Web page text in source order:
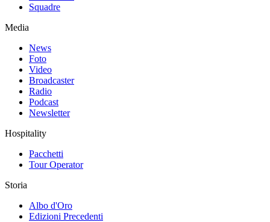
Squadre
Media
News
Foto
Video
Broadcaster
Radio
Podcast
Newsletter
Hospitality
Pacchetti
Tour Operator
Storia
Albo d'Oro
Edizioni Precedenti